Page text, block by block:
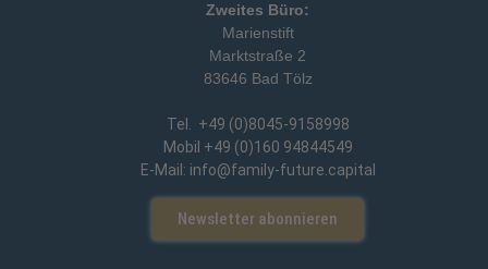
Zweites Büro:
Marienstift
Marktstraße 2
83646 Bad Tölz
Tel. +49 (0)8045-9158998
Mobil +49 (0)160 94844549
E-Mail: info@family-future.capital
Newsletter abonnieren